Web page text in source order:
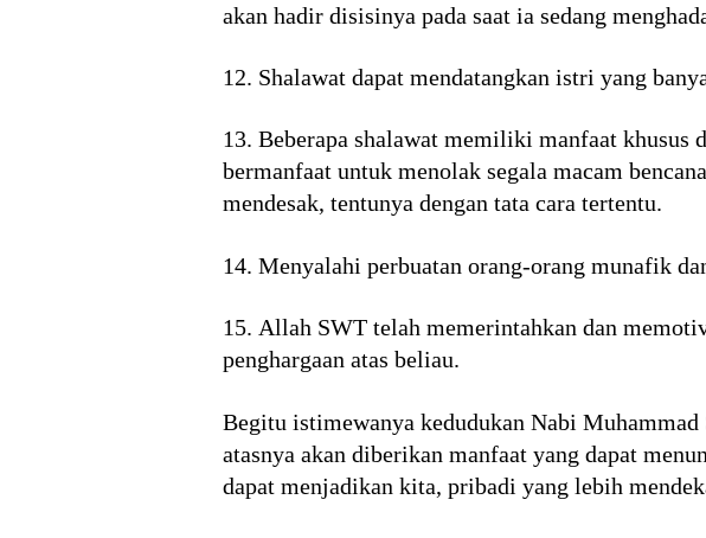
akan hadir disisinya pada saat ia sedang
12. Shalawat dapat mendatangkan istri yang
13. Beberapa shalawat memiliki manfaat khusus
bermanfaat untuk menolak segala macam
mendesak, tentunya dengan tata cara tertentu.
14. Menyalahi perbuatan orang-orang munafik
15. Allah SWT telah memerintahkan dan
penghargaan atas beliau.
Begitu istimewanya kedudukan Nabi Muhammad
atasnya akan diberikan manfaat yang dapat
dapat menjadikan kita, pribadi yang lebih